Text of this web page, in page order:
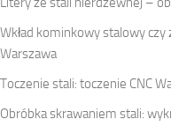
Wkład kominkowy stalowy
Warszawa
Toczenie stali: toczenie CNC
Obróbka skrawaniem stali: